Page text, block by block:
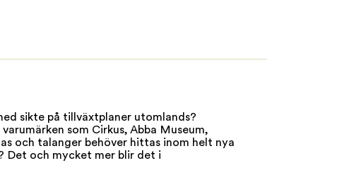
sikte på tillväxtplaner utomlands?
som Cirkus, Abba Museum,
och talanger behöver hittas inom helt nya
Det och mycket mer blir det i